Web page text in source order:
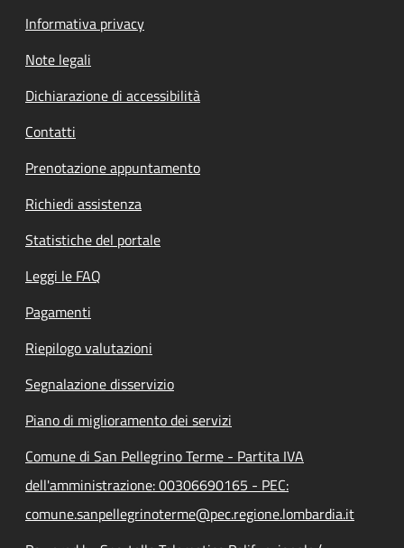
Informativa privacy
Note legali
Dichiarazione di accessibilità
Contatti
Prenotazione appuntamento
Richiedi assistenza
Statistiche del portale
Leggi le FAQ
Pagamenti
Riepilogo valutazioni
Segnalazione disservizio
Piano di miglioramento dei servizi
Comune di San Pellegrino Terme - Partita IVA
dell'amministrazione: 00306690165 - PEC:
comune.sanpellegrinoterme@pec.regione.lombardia.it